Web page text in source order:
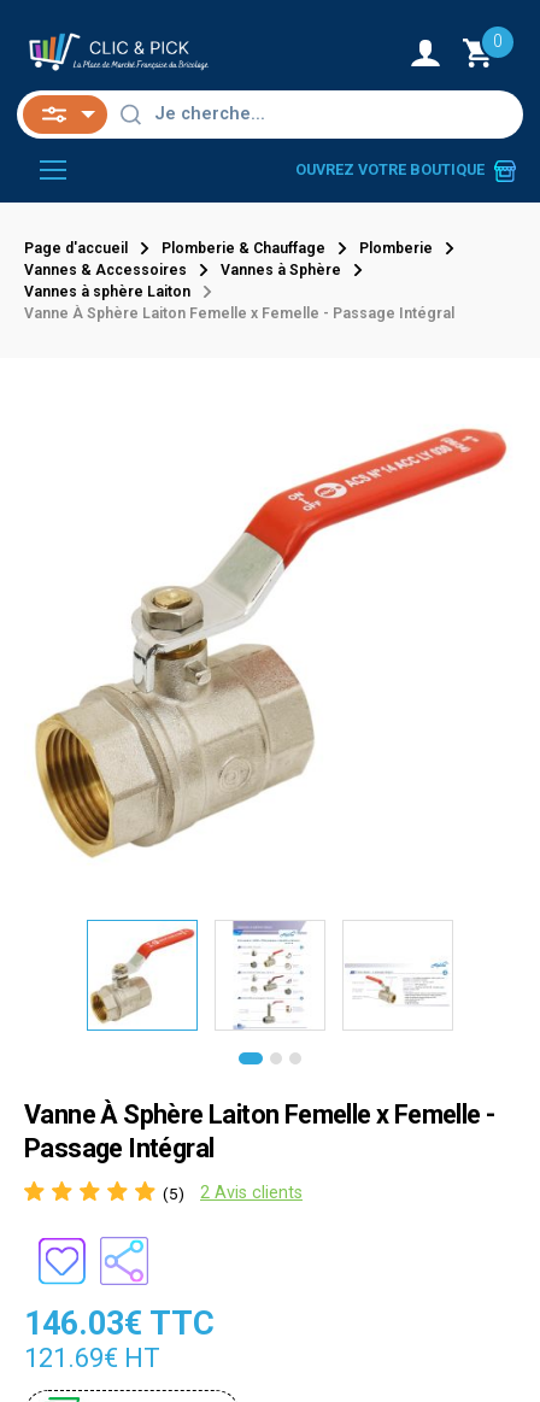
0
OUVREZ VOTRE BOUTIQUE
Page d'accueil Plomberie & Chauffage
Plomberie
Vannes & Accessoires
Vannes à Sphère
Vannes à sphère Laiton
Vanne À Sphère Laiton Femelle x Femelle - Passage Intégral
Vanne À Sphère Laiton Femelle x Femelle -
Passage Intégral
(5) 2 Avis clients
146.03€ TTC
121.69€ HT